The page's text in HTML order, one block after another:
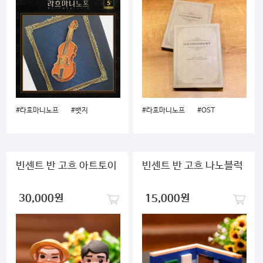
#라흐마니노프 #뱃지 #라흐마니노프 #OST
빈센트 반 고흐 아트토이
30,000원
빈센트 반 고흐 나노블럭
15,000원